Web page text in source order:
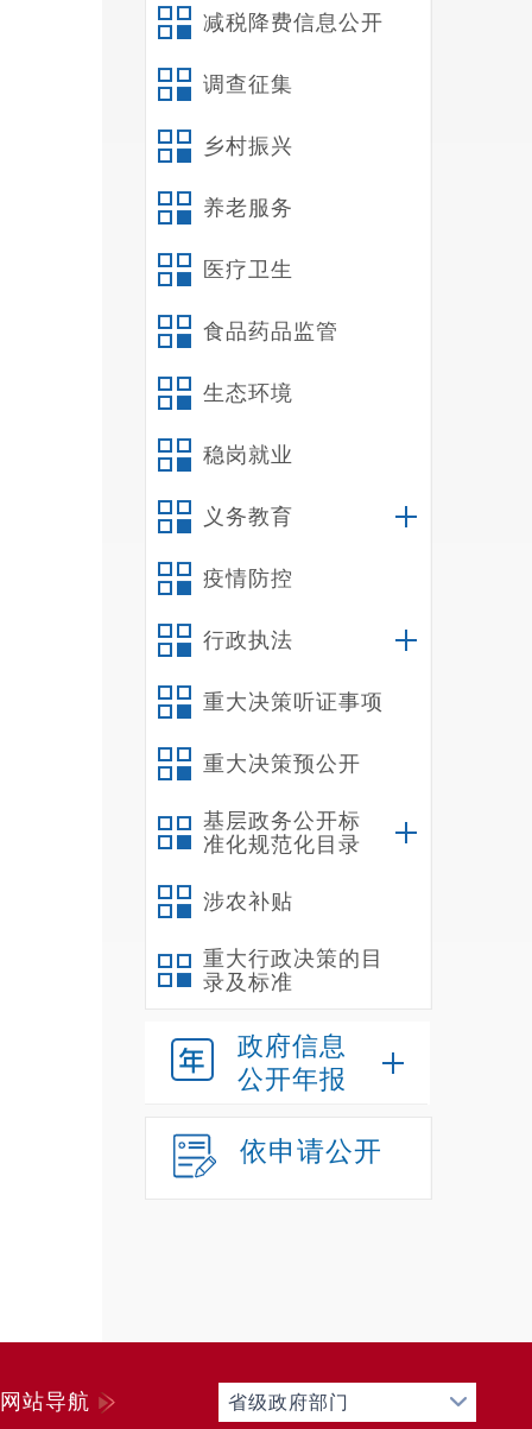
减税降费信息公开
调查征集
乡村振兴
养老服务
医疗卫生
食品药品监管
生态环境
稳岗就业
义务教育
疫情防控
行政执法
重大决策听证事项
重大决策预公开
基层政务公开标
准化规范化目录
涉农补贴
重大行政决策的目
录及标准
政府信息
公开年报
依申请公开
网站导航 省级政府部门